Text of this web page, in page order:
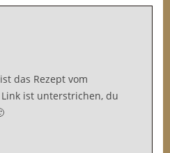
das Rezept vom
ist unterstrichen, du